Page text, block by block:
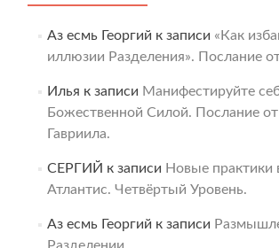
Аз есмь Георгий к записи «Как
иллюзии Разделения». Послание
Илья к записи Манифестируйте
Божественной Силой. Послание
Гавриила.
СЕРГИЙ к записи Новые практики
Атлантис. Четвёртый Уровень.
Аз есмь Георгий к записи